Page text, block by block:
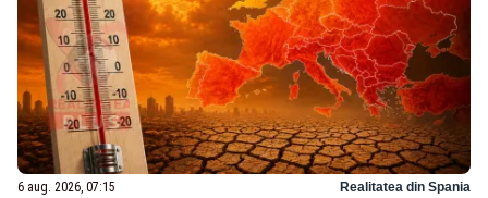
6 aug. 2026, 07:15 Realitatea din Spania